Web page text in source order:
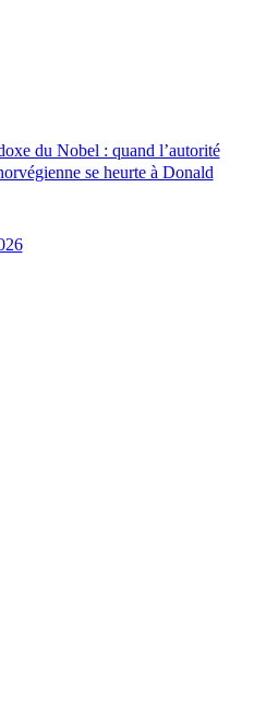
du Nobel : quand l’autorité
se heurte à Donald